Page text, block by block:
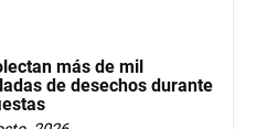
más de mil
de desechos durante